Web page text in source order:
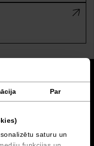
Par
saturu un